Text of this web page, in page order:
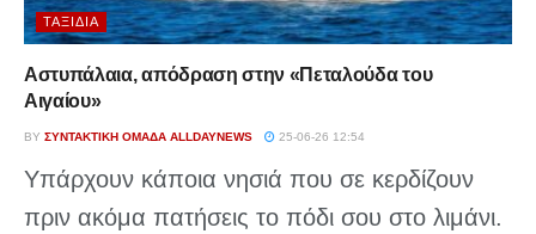
ΤΑΞΊΔΙΑ
Αστυπάλαια, απόδραση στην «Πεταλούδα του
Αιγαίου»
BY ΣΥΝΤΑΚΤΙΚΉ ΟΜΆΔΑ ALLDAYNEWS 25-06-26 12:54
Υπάρχουν κάποια νησιά που σε κερδίζουν
πριν ακόμα πατήσεις το πόδι σου στο λιμάνι.